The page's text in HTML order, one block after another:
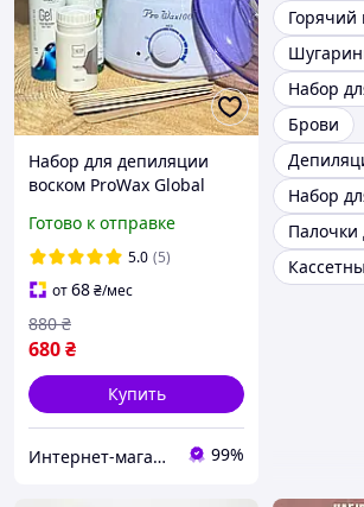
Набор для депиляции
воском ProWax Global
Готово к отправке
5.0 (5)
от68₴/мес
680₴
880 ₴
Купить
Интернет-магазин Star Beauty 99%
Горячий
Набор
Брови
Набор
Палочки